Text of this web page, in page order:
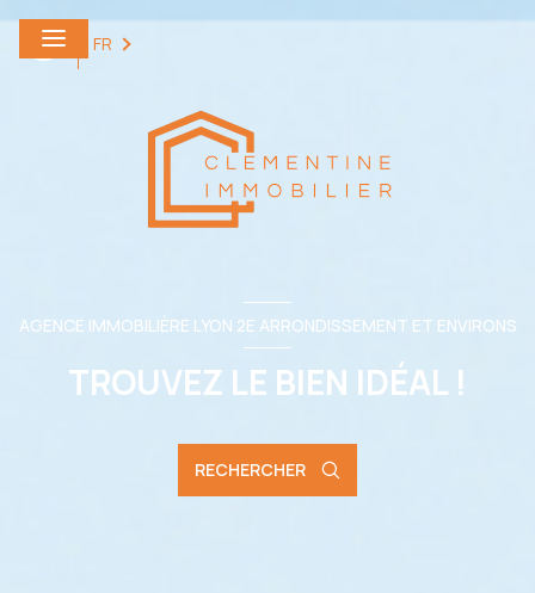
0
FR
AGENCE IMMOBILIÈRE LYON 2E ARRONDISSEMENT ET ENVIRONS
TROUVEZ LE BIEN IDÉAL !
RECHERCHER